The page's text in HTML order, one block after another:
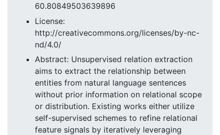
60.80849503639896
License:
http://creativecommons.org/licenses/by-nc-
nd/4.0/
Abstract: Unsupervised relation extraction
aims to extract the relationship between
entities from natural language sentences
without prior information on relational scope
or distribution. Existing works either utilize
self-supervised schemes to refine relational
feature signals by iteratively leveraging